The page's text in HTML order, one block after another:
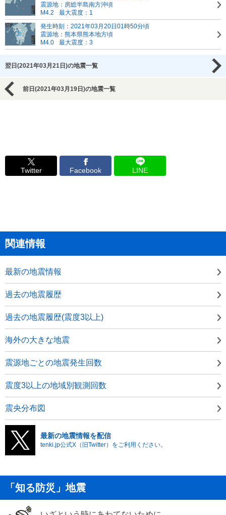
震源地：房総半島南方沖頃
M4.2
最大震度：1
発生時刻：2021年03月20日01時50分頃
震源地：熊本県熊本地方頃
M4.0
最大震度：3
翌日(2021年03月21日)の地震一覧
前日(2021年03月19日)の地震一覧
Twitter Facebook LINE
関連情報
最新の地震情報
過去の地震履歴
過去の地震履歴(震度3以上)
海外の大きな地震
震源地ごとの地震発生回数
震度3以上の地域別観測回数
震央分布図
最新の地震情報を配信
tenki.jp公式X（旧Twitter）をご利用ください。
「知る防災」地震